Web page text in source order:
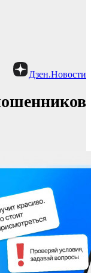
Дзен.Новости